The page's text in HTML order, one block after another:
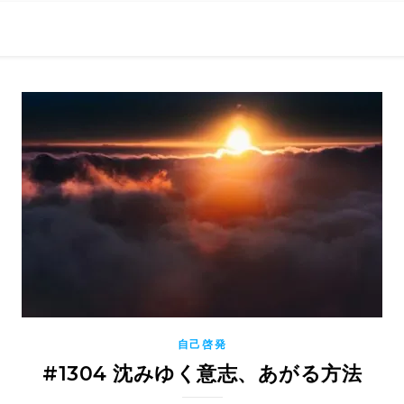
自己啓発
#1304 沈みゆく意志、あがる方法